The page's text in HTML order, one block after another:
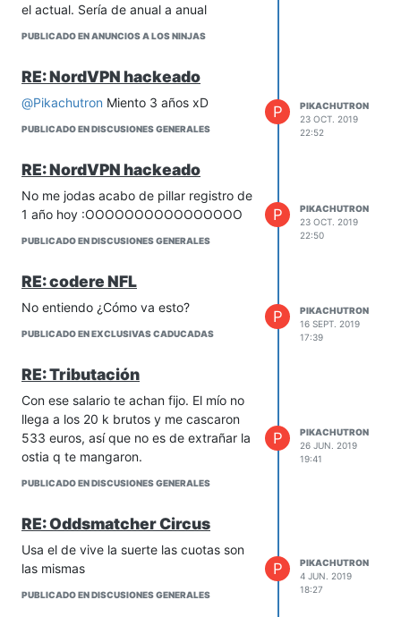
el actual. Sería de anual a anual
PUBLICADO EN ANUNCIOS A LOS NINJAS
RE: NordVPN hackeado
@Pikachutron Miento 3 años xD
PUBLICADO EN DISCUSIONES GENERALES
P
PIKACHUTRON
23 OCT. 2019
22:52
RE: NordVPN hackeado
No me jodas acabo de pillar registro de
1 año hoy :OOOOOOOOOOOOOOOO
PUBLICADO EN DISCUSIONES GENERALES
P
PIKACHUTRON
23 OCT. 2019
22:50
RE: codere NFL
No entiendo ¿Cómo va esto?
PUBLICADO EN EXCLUSIVAS CADUCADAS
P
PIKACHUTRON
16 SEPT. 2019
17:39
RE: Tributación
Con ese salario te achan fijo. El mío no
llega a los 20 k brutos y me cascaron
533 euros, así que no es de extrañar la
ostia q te mangaron.
PUBLICADO EN DISCUSIONES GENERALES
P
PIKACHUTRON
26 JUN. 2019
19:41
RE: Oddsmatcher Circus
Usa el de vive la suerte las cuotas son
las mismas
PUBLICADO EN DISCUSIONES GENERALES
P
PIKACHUTRON
4 JUN. 2019
18:27